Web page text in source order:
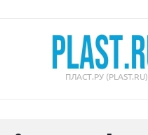
ПЛАСТ.РУ (PLAST.RU)